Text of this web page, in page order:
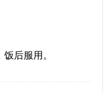
后服用。